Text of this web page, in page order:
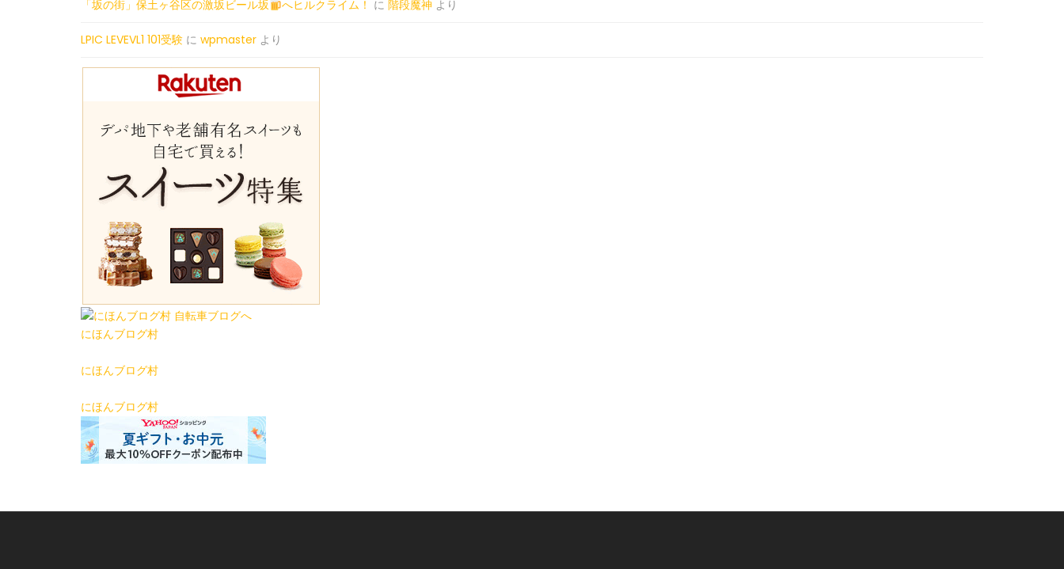
「坂の街」保土ヶ谷区の激坂ビール坂 へヒルクライム！ に 階段魔神 より
LPIC LEVEVL1 101受験 に wpmaster より
にほんブログ村
にほんブログ村
にほんブログ村